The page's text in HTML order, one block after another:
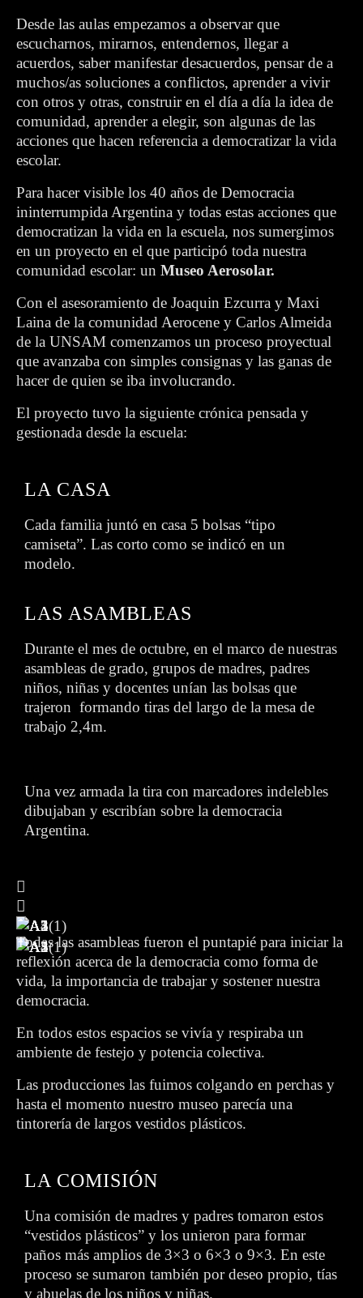
Desde las aulas empezamos a observar que
escucharnos, mirarnos, entendernos, llegar a
acuerdos, saber manifestar desacuerdos, pensar de a
muchos/as soluciones a conflictos, aprender a vivir
con otros y otras, construir en el día a día la idea de
comunidad, aprender a elegir, son algunas de las
acciones que hacen referencia a democratizar la vida
escolar.
Para hacer visible los 40 años de Democracia
ininterrumpida Argentina y todas estas acciones que
democratizan la vida en la escuela, nos sumergimos
en un proyecto en el que participó toda nuestra
comunidad escolar: un Museo Aerosolar.
Con el asesoramiento de Joaquin Ezcurra y Maxi
Laina de la comunidad Aerocene y Carlos Almeida
de la UNSAM comenzamos un proceso proyectual
que avanzaba con simples consignas y las ganas de
hacer de quien se iba involucrando.
El proyecto tuvo la siguiente crónica pensada y
gestionada desde la escuela:
LA CASA
Cada familia juntó en casa 5 bolsas “tipo
camiseta”. Las corto como se indicó en un
modelo.
LAS ASAMBLEAS
Durante el mes de octubre, en el marco de nuestras
asambleas de grado, grupos de madres, padres
niños, niñas y docentes unían las bolsas que
trajeron formando tiras del largo de la mesa de
trabajo 2,4m.
Una vez armada la tira con marcadores indelebles
dibujaban y escribían sobre la democracia
Argentina.
Todas las asambleas fueron el puntapié para iniciar la
reflexión acerca de la democracia como forma de
vida, la importancia de trabajar y sostener nuestra
democracia.
En todos estos espacios se vivía y respiraba un
ambiente de festejo y potencia colectiva.
Las producciones las fuimos colgando en perchas y
hasta el momento nuestro museo parecía una
tintorería de largos vestidos plásticos.
LA COMISIÓN
Una comisión de madres y padres tomaron estos
“vestidos plásticos” y los unieron para formar
paños más amplios de 3×3 o 6×3 o 9×3. En este
proceso se sumaron también por deseo propio, tías
y abuelas de los niños y niñas.